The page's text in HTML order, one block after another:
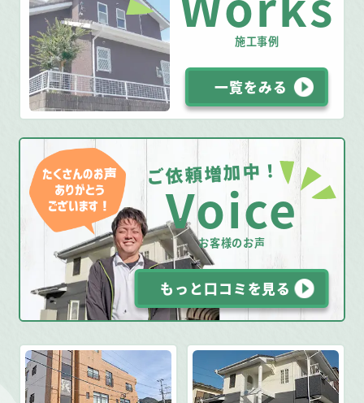
施工事例
一覧をみる
ご依頼増加中！
Voice
お客様のお声
もっと口コミを見る